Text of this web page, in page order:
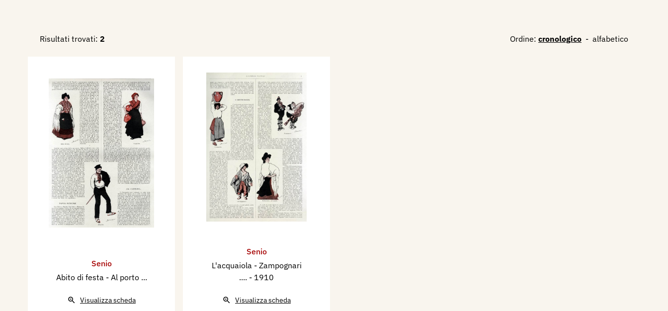
Risultati trovati: 2 Ordine: cronologico - alfabetico
Senio
Abito di festa - Al porto ...
Visualizza scheda
Senio
L'acquaiola - Zampognari
.... - 1910
Visualizza scheda